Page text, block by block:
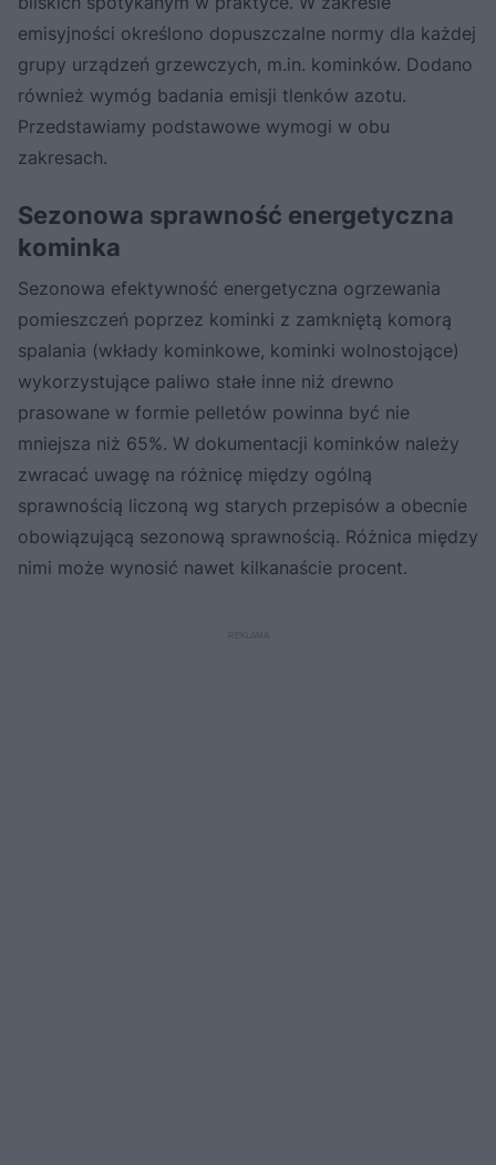
emisyjności określono dopuszczalne normy dla każdej
grupy urządzeń grzewczych, m.in. kominków. Dodano
również wymóg badania emisji tlenków azotu.
Przedstawiamy podstawowe wymogi w obu
zakresach.
Sezonowa sprawność energetyczna
kominka
Sezonowa efektywność energetyczna ogrzewania
pomieszczeń poprzez kominki z zamkniętą komorą
spalania (wkłady kominkowe, kominki wolnostojące)
wykorzystujące paliwo stałe inne niż drewno
prasowane w formie pelletów powinna być nie
mniejsza niż 65%. W dokumentacji kominków należy
zwracać uwagę na różnicę między ogólną
sprawnością liczoną wg starych przepisów a obecnie
obowiązującą sezonową sprawnością. Różnica między
nimi może wynosić nawet kilkanaście procent.